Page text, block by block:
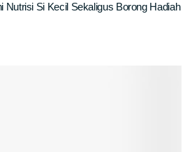
Nutrisi Si Kecil Sekaligus Borong Hadiah